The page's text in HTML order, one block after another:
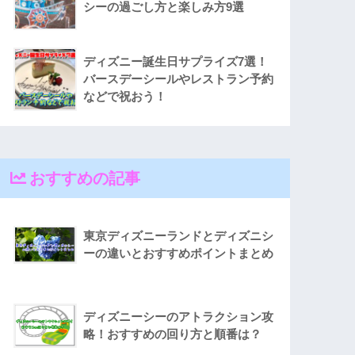
シーの過ごし方と楽しみ方9選
ディズニー誕生日サプライズ7選！
バースデーシールやレストラン予約
などで祝おう！
おすすめの記事
東京ディズニーランドとディズニシ
ーの違いとおすすめポイントまとめ
ディズニーシーのアトラクション攻
略！おすすめの回り方と順番は？